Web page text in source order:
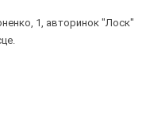
1, авторинок "Лоск"